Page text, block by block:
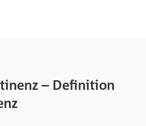
– Definition